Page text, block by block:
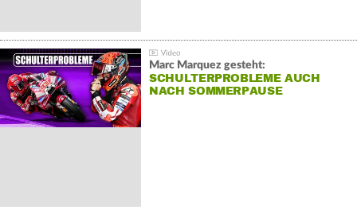
Marc Marquez gesteht:
SCHULTERPROBLEME AUCH
NACH SOMMERPAUSE